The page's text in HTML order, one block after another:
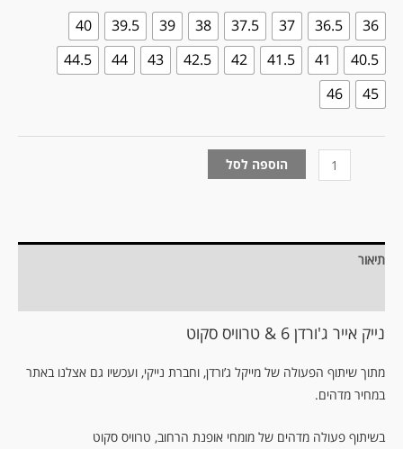
36
36.5
37
37.5
38
39
39.5
40
40.5
41
41.5
42
42.5
43
44
44.5
45
46
הוספה לסל
תיאור
נייק אייר ג'ורדן 6 & טרוויס סקוט
מתוך שיתוף הפעולה של מייקל ג’ורדן, וחברת נייקי, ועכשיו גם אצלנו באתר
במחיר מדהים.
בשיתוף פעולה מדהים של מומחי אופנת הרחוב, טרוויס סקוט